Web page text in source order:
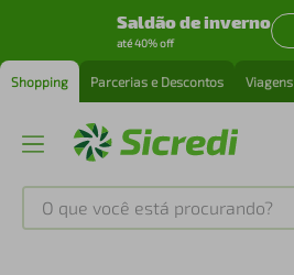
Saldão de inverno
até 40% off
Shopping Parcerias e Descontos Viagens
O que você está procurando?